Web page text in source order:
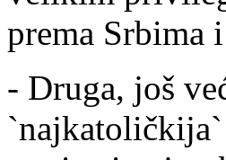
prema Srbima
- Druga, još